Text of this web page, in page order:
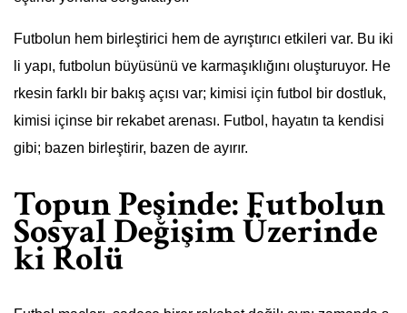
Futbolun hem birleştirici hem de ayrıştırıcı etkileri var. Bu iki
li yapı, futbolun büyüsünü ve karmaşıklığını oluşturuyor. He
rkesin farklı bir bakış açısı var; kimisi için futbol bir dostluk,
kimisi içinse bir rekabet arenası. Futbol, hayatın ta kendisi
gibi; bazen birleştirir, bazen de ayırır.
Topun Peşinde: Futbolun
Sosyal Değişim Üzerinde
ki Rolü